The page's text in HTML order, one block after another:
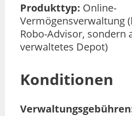
Produkttyp: Online-
Vermögensverwaltung
Robo-Advisor, sondern
verwaltetes Depot)
Konditionen